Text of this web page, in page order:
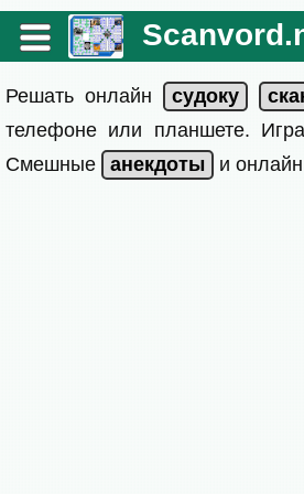
Решать онлайн
телефоне или планшете.
Смешные
и онлайн